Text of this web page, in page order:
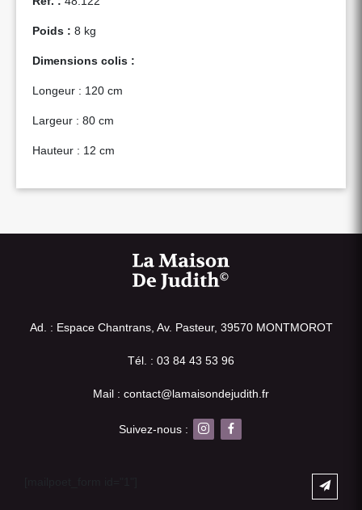
Poids : 8 kg
Dimensions colis :
Longeur : 120 cm
Largeur : 80 cm
Hauteur : 12 cm
Ad. : Espace Chantrans, Av. Pasteur, 39570 MONTMOROT
Tél. : 03 84 43 53 96
Mail : contact@lamaisondejudith.fr
Suivez-nous :